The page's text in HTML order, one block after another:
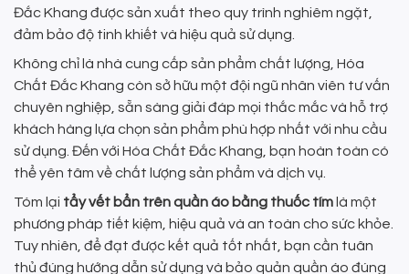
Đắc Khang được sản xuất theo quy trình nghiêm ngặt,
đảm bảo độ tinh khiết và hiệu quả sử dụng.
Không chỉ là nhà cung cấp sản phẩm chất lượng, Hóa
Chất Đắc Khang còn sở hữu một đội ngũ nhân viên tư vấn
chuyên nghiệp, sẵn sàng giải đáp mọi thắc mắc và hỗ trợ
khách hàng lựa chọn sản phẩm phù hợp nhất với nhu cầu
sử dụng. Đến với Hóa Chất Đắc Khang, bạn hoàn toàn có
thể yên tâm về chất lượng sản phẩm và dịch vụ.
Tóm lại tẩy vết bẩn trên quần áo bằng thuốc tímlà một
phương pháp tiết kiệm, hiệu quả và an toàn cho sức khỏe.
Tuy nhiên, để đạt được kết quả tốt nhất, bạn cần tuân
thủ đúng hướng dẫn sử dụng và bảo quản quần áo đúng